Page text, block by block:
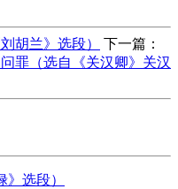
胡兰》选段）
下一篇：
罪（选自《关汉卿》关汉
选段）